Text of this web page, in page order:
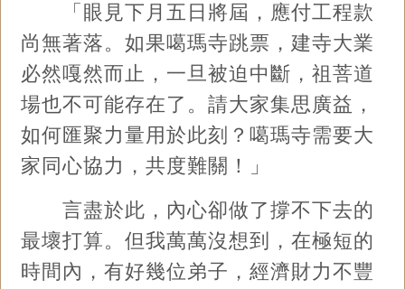
「眼見下月五日將屆，應付工程款
尚無著落。如果噶瑪寺跳票，建寺大業
必然嘎然而止，一旦被迫中斷，祖菩道
場也不可能存在了。請大家集思廣益，
如何匯聚力量用於此刻？噶瑪寺需要大
家同心協力，共度難關！」
言盡於此，內心卻做了撐不下去的
最壞打算。但我萬萬沒想到，在極短的
時間內，有好幾位弟子，經濟財力不豐